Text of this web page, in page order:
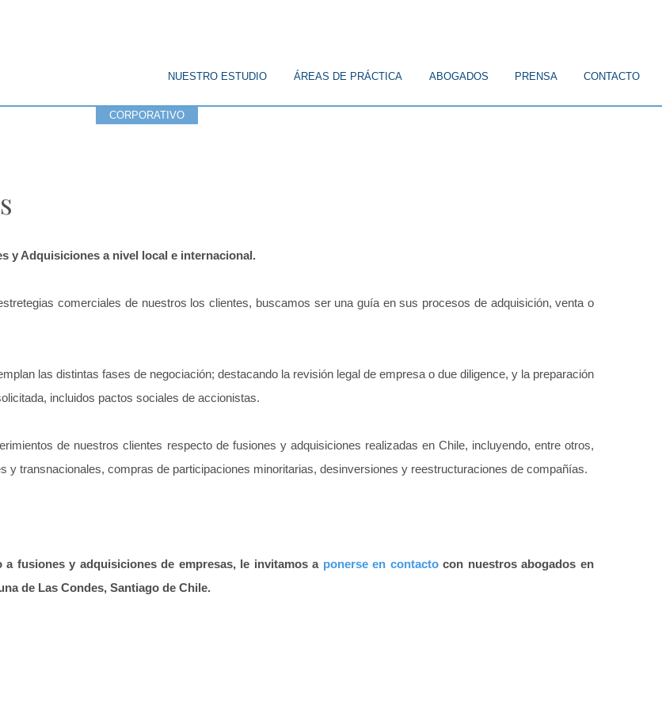
NUESTRO ESTUDIO ÁREAS DE PRÁCTICA ABOGADOS PRENSA CONTACTO
CORPORATIVO
y Adquisiciones a nivel local e internacional.
comerciales de nuestros los clientes, buscamos ser una guía en sus procesos de adquisición, venta o
las distintas fases de negociación; destacando la revisión legal de empresa o due diligence, y la preparación
incluidos pactos sociales de accionistas.
de nuestros clientes respecto de fusiones y adquisiciones realizadas en Chile, incluyendo, entre otros,
y transnacionales, compras de participaciones minoritarias, desinversiones y reestructuraciones de compañías.
fusiones y adquisiciones de empresas, le invitamos a ponerse en contactocon nuestros abogados en
de Las Condes, Santiago de Chile.